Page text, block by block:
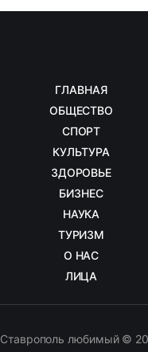
ГЛАВНАЯ
ОБЩЕСТВО
СПОРТ
КУЛЬТУРА
ЗДОРОВЬЕ
БИЗНЕС
НАУКА
ТУРИЗМ
О НАС
ЛИЦА
Ставрополь любимый ©